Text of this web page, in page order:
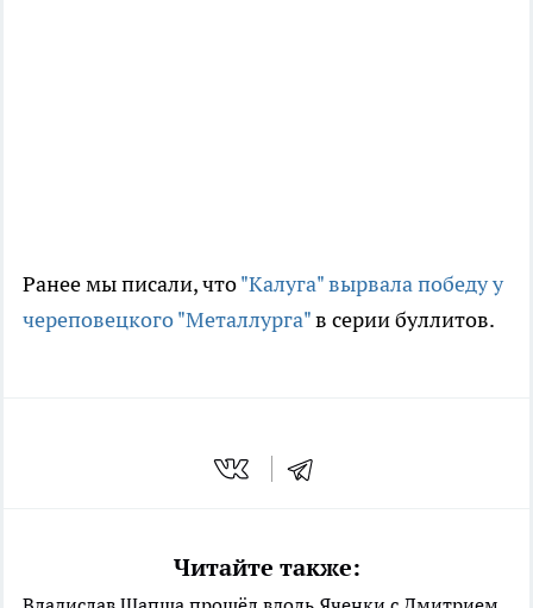
Ранее мы писали, что"Калуга" вырвала победу у
череповецкого "Металлурга"в серии буллитов.
Читайте также: